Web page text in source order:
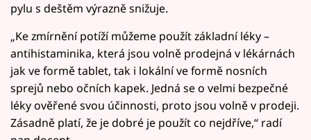
pylu s deštěm výrazně snižuje.
„Ke zmírnění potíží můžeme použít základní léky –
antihistaminika, která jsou volně prodejná v lékárnách
jak ve formě tablet, tak i lokální ve formě nosních
sprejů nebo očních kapek. Jedná se o velmi bezpečné
léky ověřené svou účinnosti, proto jsou volně v prodeji.
Zásadně platí, že je dobré je použít co nejdříve,“ radí